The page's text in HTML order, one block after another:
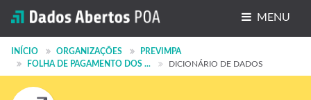
MENU
Conjuntos de dados
Organizações
INÍCIO ORGANIZAÇÕES
PREVIMPA
FOLHA DE PAGAMENTO DOS ...
DICIONÁRIO DE DADOS